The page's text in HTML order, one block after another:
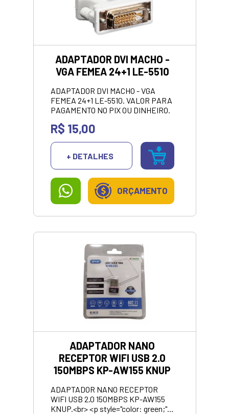
ADAPTADOR DVI MACHO -
VGA FEMEA 24+1 LE-5510
ADAPTADOR DVI MACHO - VGA
FEMEA 24+1 LE-5510. VALOR PARA
PAGAMENTO NO PIX OU DINHEIRO.
R$ 15,00
+ DETALHES
ORÇAMENTO
ADAPTADOR NANO
RECEPTOR WIFI USB 2.0
150MBPS KP-AW155 KNUP
ADAPTADOR NANO RECEPTOR
WIFI USB 2.0 150MBPS KP-AW155
KNUP.<br> <p style="color: green;">